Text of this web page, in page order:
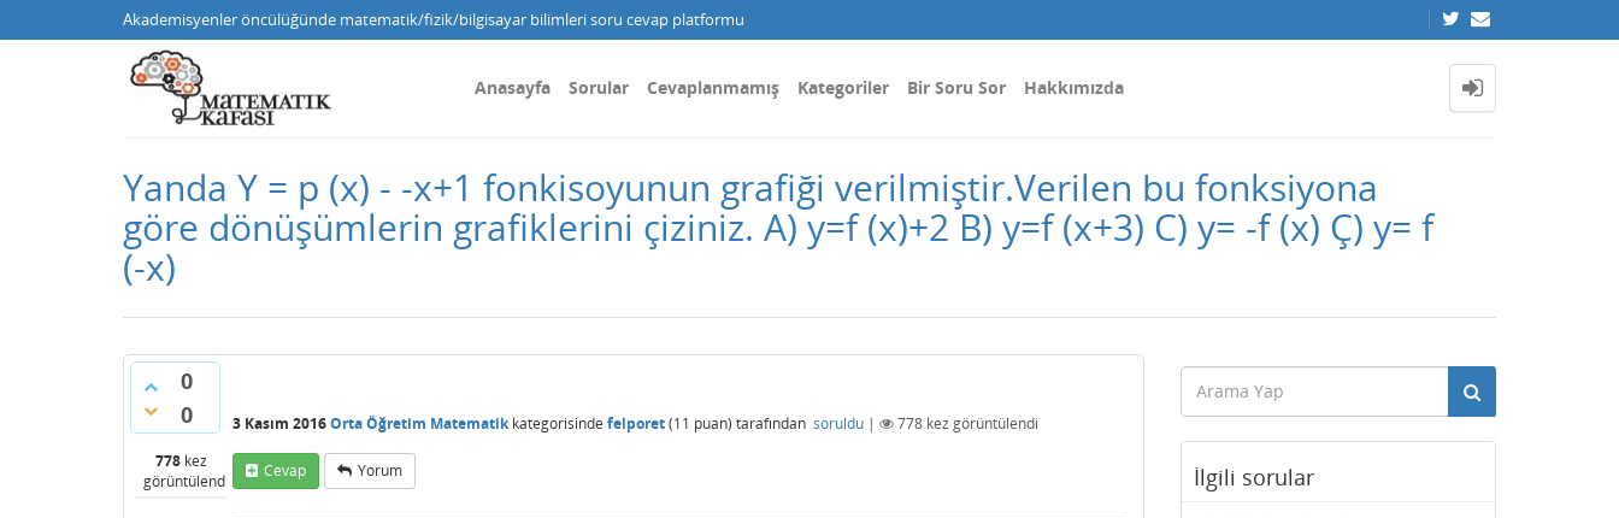
Akademisyenler öncülüğünde matematik/fizik/bilgisayar bilimleri soru cevap platformu
Anasayfa Sorular Cevaplanmamış Kategoriler Bir Soru Sor Hakkımızda
Yanda Y = p (x) - -x+1 fonkisoyunun grafiği verilmiştir.Verilen bu fonksiyona
göre dönüşümlerin grafiklerini çiziniz. A) y=f (x)+2 B) y=f (x+3) C) y= -f (x) Ç) y= f
(-x)
0
0
778 kez
görüntülendi
3 Kasım 2016Orta Öğretim Matematikkategorisinde felporet(11 puan) tarafından soruldu | 778 kez görüntülendi
Cevap Yorum İlgili sorular